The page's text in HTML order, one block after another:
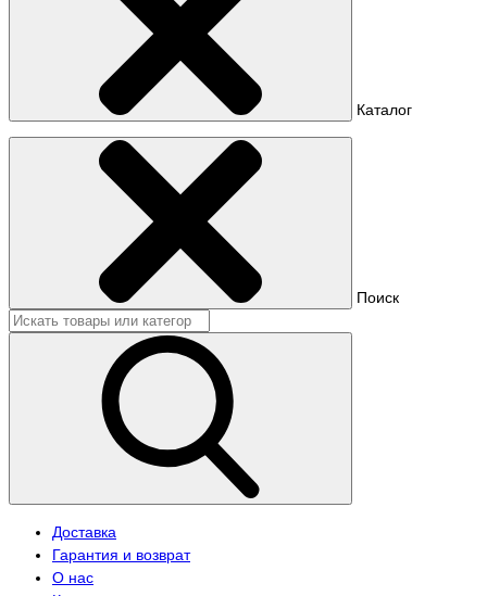
Каталог
Поиск
Доставка
Гарантия и возврат
О нас